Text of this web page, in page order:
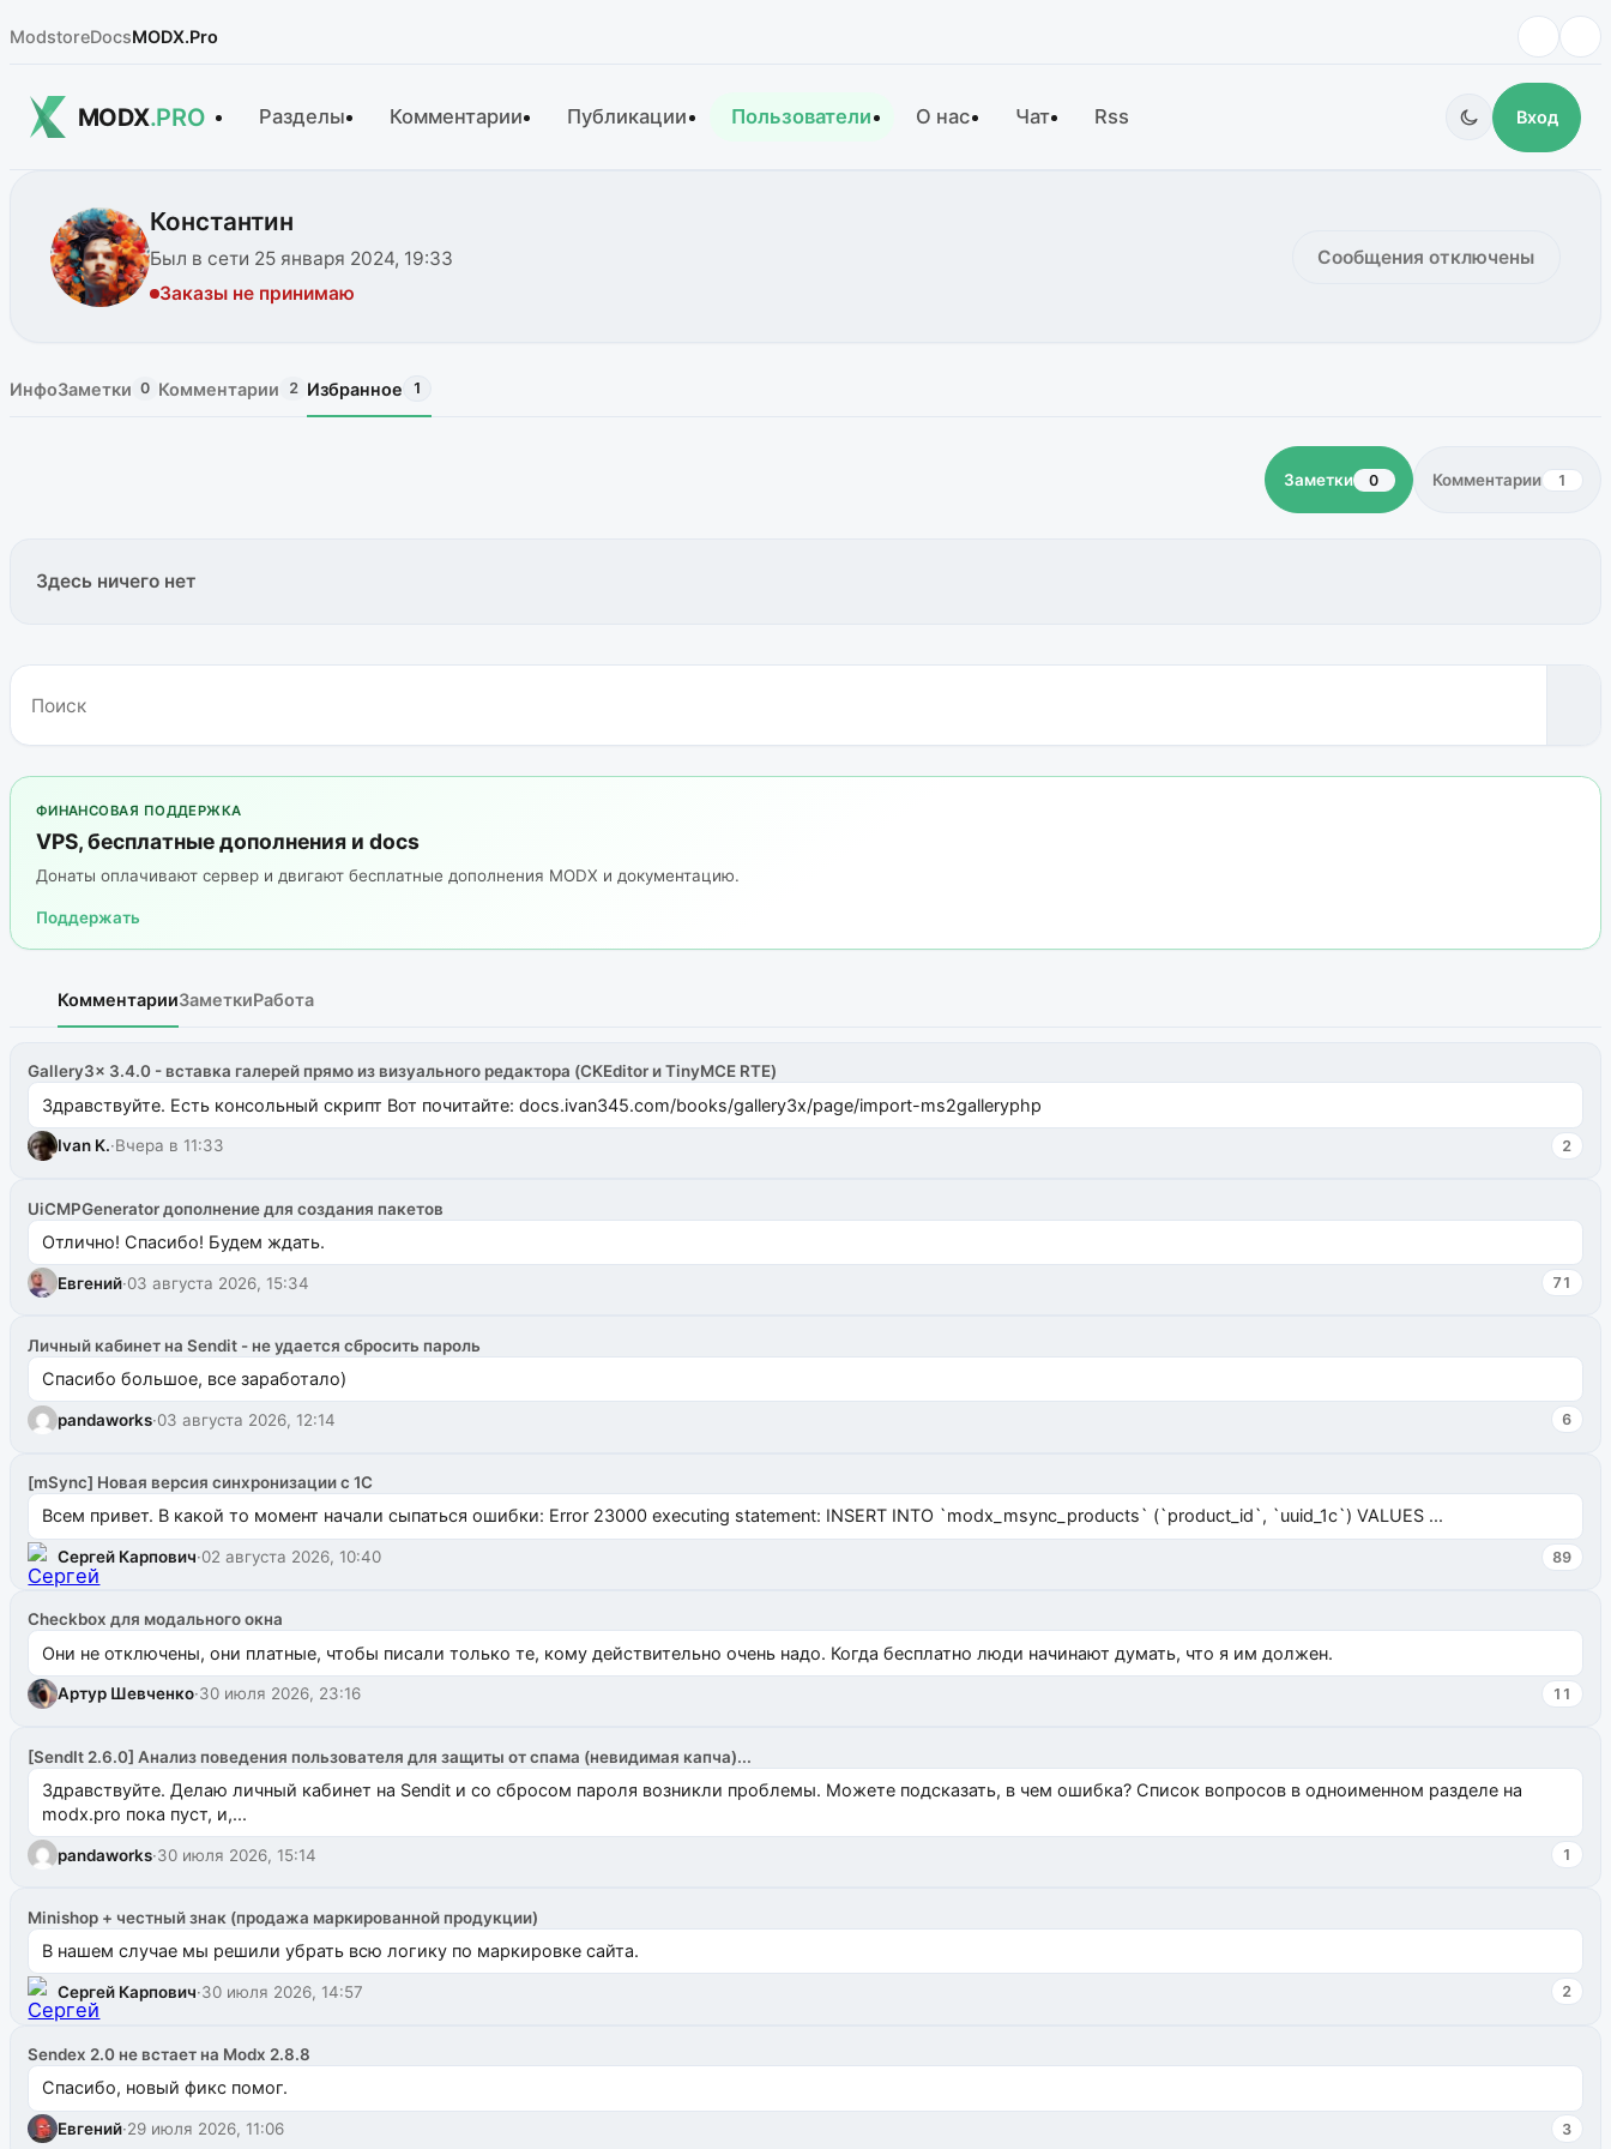
ModstoreDocsMODX.Pro
MODX.PRO Разделы Комментарии Публикации Пользователи О нас Чат Rss Вход
Константин
Был в сети 25 января 2024, 19:33
Заказы не принимаю
Сообщения отключены
ИнфоЗаметки 0 Комментарии 2 Избранное 1
Заметки 0 Комментарии 1
Здесь ничего нет
ФИНАНСОВАЯ ПОДДЕРЖКА
VPS, бесплатные дополнения и docs
Донаты оплачивают сервер и двигают бесплатные дополнения MODX и документацию.
Поддержать
КомментарииЗаметкиРабота
Gallery3x 3.4.0 - вставка галерей прямо из визуального редактора (CKEditor и TinyMCE RTE)
Здравствуйте. Есть консольный скрипт Вот почитайте: docs.ivan345.com/books/gallery3x/page/import-ms2galleryphp
Ivan K.·Вчера в 11:33 2
UiCMPGenerator дополнение для создания пакетов
Отлично! Спасибо! Будем ждать.
Евгений·03 августа 2026, 15:34 71
Личный кабинет на Sendit - не удается сбросить пароль
Спасибо большое, все заработало)
pandaworks·03 августа 2026, 12:14 6
[mSync] Новая версия синхронизации с 1С
Всем привет. В какой то момент начали сыпаться ошибки: Error 23000 executing statement: INSERT INTO `modx_msync_products` (`product_id`, `uuid_1c`) VALUES ...
Сергей Карпович·02 августа 2026, 10:40 89
Checkbox для модального окна
Они не отключены, они платные, чтобы писали только те, кому действительно очень надо. Когда бесплатно люди начинают думать, что я им должен.
Артур Шевченко·30 июля 2026, 23:16 11
[SendIt 2.6.0] Анализ поведения пользователя для защиты от спама (невидимая капча)...
Здравствуйте. Делаю личный кабинет на Sendit и со сбросом пароля возникли проблемы. Можете подсказать, в чем ошибка? Список вопросов в одноименном разделе на
modx.pro пока пуст, и,...
pandaworks·30 июля 2026, 15:14 1
Minishop + честный знак (продажа маркированной продукции)
В нашем случае мы решили убрать всю логику по маркировке сайта.
Сергей Карпович·30 июля 2026, 14:57 2
Sendex 2.0 не встает на Modx 2.8.8
Спасибо, новый фикс помог.
Евгений·29 июля 2026, 11:06 3